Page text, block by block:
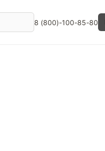
8 (800)-100-85-80